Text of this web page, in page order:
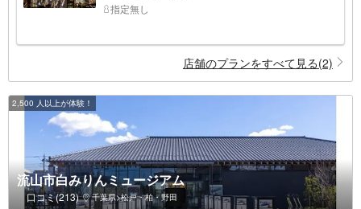
指定無し
店舗のプランをすべて見る(2)
2,500 人以上が体験！
流山市白みりんミュージアム
口コミ(213) 千葉県>松戸・柏・野田